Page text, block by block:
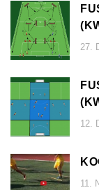
27.
12.
11.